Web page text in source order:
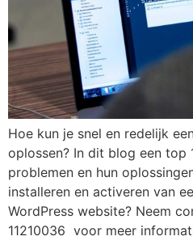
Hoe kun je snel en redelijk
oplossen? In dit blog een top
problemen en hun
installeren en activeren van
WordPress website? Neem
11210036 voor meer